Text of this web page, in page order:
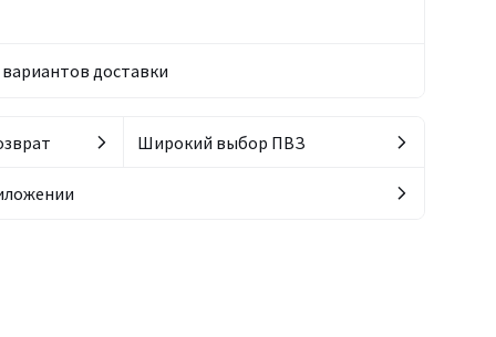
доставки
Широкий выбор ПВЗ